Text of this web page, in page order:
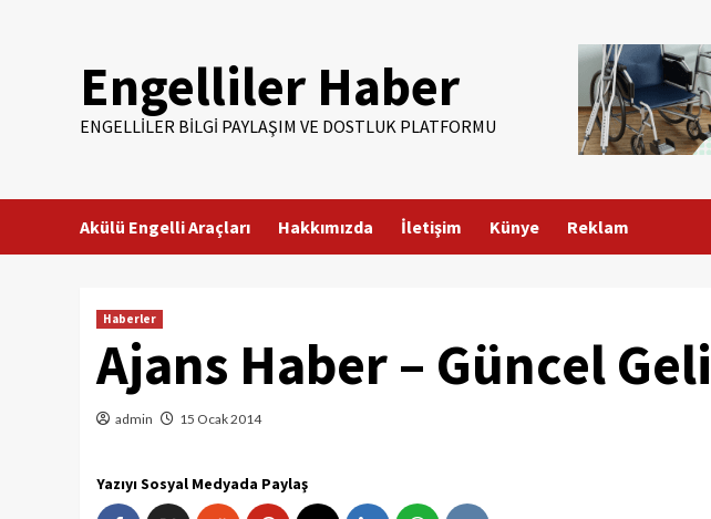
Engelliler Haber
ENGELLILER BILGI PAYLAŞIM VE DOSTLUK PLATFORMU
Akülü Engelli Araçları Hakkımızda İletişim Künye Reklam
Haberler
Ajans Haber – Güncel
admin 15 Ocak 2014
Yazıyı Sosyal Medyada Paylaş